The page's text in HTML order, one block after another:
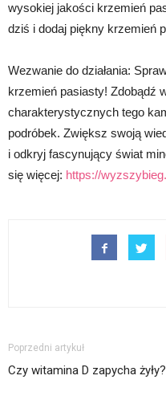
wysokiej jakości krzemień
dziś i dodaj piękny krzemień
Wezwanie do działania:
krzemień pasiasty! Zdobądź
charakterystycznych tego
podróbek. Zwiększ swoją
i odkryj fascynujący świat
się więcej: https://
Poprzedni artykuł
Czy witamina D zapycha żyły?